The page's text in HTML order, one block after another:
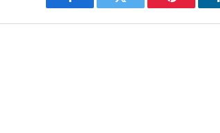
Facebook Twitter Pinterest